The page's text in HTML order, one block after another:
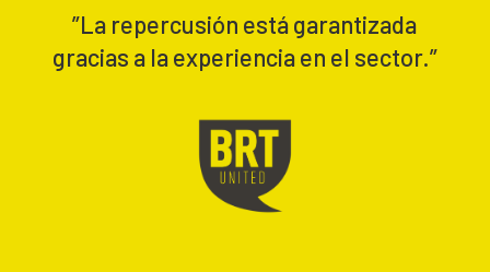
”La repercusión está garantizada
gracias a la experiencia en el sector.”